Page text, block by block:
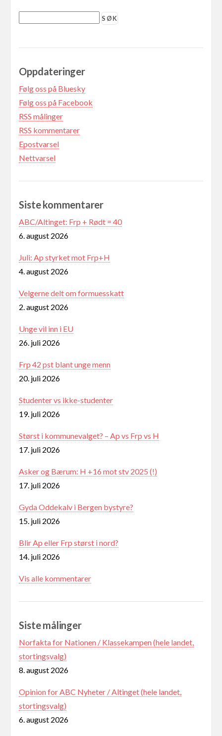
Oppdateringer
Følg oss på Bluesky
Følg oss på Facebook
RSS målinger
RSS kommentarer
Epostvarsel
Nettvarsel
Siste kommentarer
ABC/Altinget: Frp + Rødt = 40
6. august 2026
Juli: Ap styrket mot Frp+H
4. august 2026
Velgerne delt om formuesskatt
2. august 2026
Unge vil inn i EU
26. juli 2026
Frp 42 pst blant unge menn
20. juli 2026
Studenter vs ikke-studenter
19. juli 2026
Størst i kommunevalget? – Ap vs Frp vs H
17. juli 2026
Asker og Bærum: H +16 mot stv 2025 (!)
17. juli 2026
Gyda Oddekalv i Bergen bystyre?
15. juli 2026
Blir Ap eller Frp størst i nord?
14. juli 2026
Vis alle kommentarer
Siste målinger
Norfakta for Nationen / Klassekampen (hele landet,
stortingsvalg)
8. august 2026
Opinion for ABC Nyheter / Altinget (hele landet,
stortingsvalg)
6. august 2026